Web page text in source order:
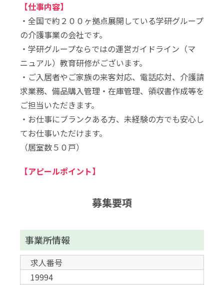
【仕事内容】
・全国で約２００ヶ拠点展開している学研グループ
の介護事業の会社です。
・学研グループならではの運営ガイドライン（マ
ニュアル）教育研修がございます。
・ご入居者やご家族の来客対応、電話応対、介護請
求業務、備品購入管理・在庫管理、領収書作成等を
ご担当いただきます。
・お仕事にブランクある方、未経験の方でも安心し
てお仕事いただけます。
（居室数５０戸）
【アピールポイント】
募集要項
事業所情報
求人番号
19994